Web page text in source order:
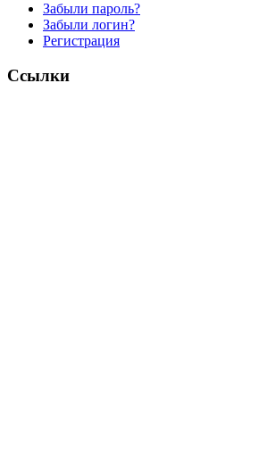
Забыли пароль?
Забыли логин?
Регистрация
Ссылки